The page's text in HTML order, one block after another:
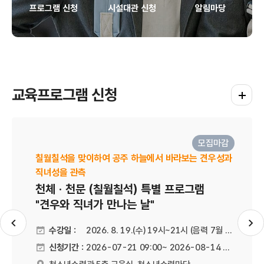
프로그램 신청 시설대관 신청 알림마당
교육프로그램 신청
모집마감
칠월칠석을 맞이하여 공주 하늘에서 바라보는 견우성과
직녀성을 관측
천체 · 천문 (칠월칠석) 특별 프로그램
"견우와 직녀가 만나는 날"
수강일 :
2026. 8. 19.(수) 19시~21시 (음력 7월 7일)
신청기간 :
2026-07-21 09:00~ 2026-08-14 21:00
슬라이드 이전 슬
교육프